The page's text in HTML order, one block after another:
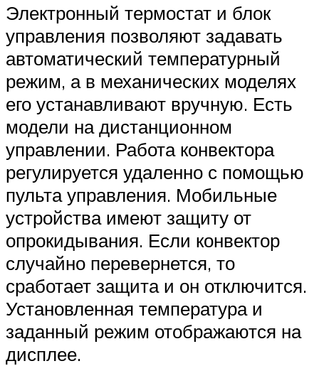
Электронный термостат и блок
управления позволяют задавать
автоматический температурный
режим, а в механических моделях
его устанавливают вручную. Есть
модели на дистанционном
управлении. Работа конвектора
регулируется удаленно с помощью
пульта управления. Мобильные
устройства имеют защиту от
опрокидывания. Если конвектор
случайно перевернется, то
сработает защита и он отключится.
Установленная температура и
заданный режим отображаются на
дисплее.